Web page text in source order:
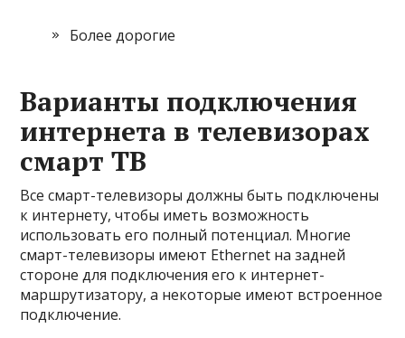
Более дорогие
Варианты подключения
интернета в телевизорах
смарт ТВ
Все смарт-телевизоры должны быть подключены
к интернету, чтобы иметь возможность
использовать его полный потенциал. Многие
смарт-телевизоры имеют Ethernet на задней
стороне для подключения его к интернет-
маршрутизатору, а некоторые имеют встроенное
подключение.